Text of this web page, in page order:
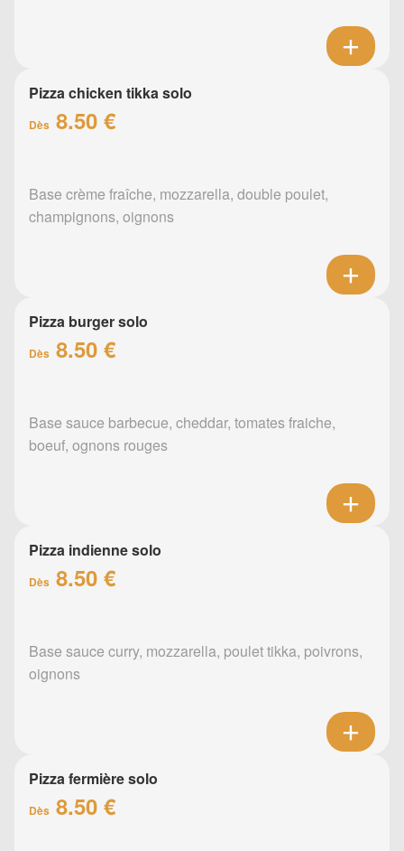
Pizza chicken tikka solo
Dès 8.50 €
Base crème fraîche, mozzarella, double poulet,
champignons, oignons
Pizza burger solo
Dès 8.50 €
Base sauce barbecue, cheddar, tomates fraiche,
boeuf, ognons rouges
Pizza indienne solo
Dès 8.50 €
Base sauce curry, mozzarella, poulet tikka, poivrons,
oignons
Pizza fermière solo
Dès 8.50 €